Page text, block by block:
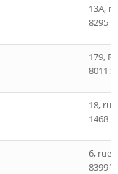
13A,
8295
179,
8011
18,
1468
6, rue
8399